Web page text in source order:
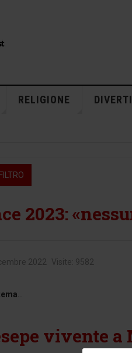
RELIGIONE
FILTRO
2023:
2022 Visite: 9582
vivente a